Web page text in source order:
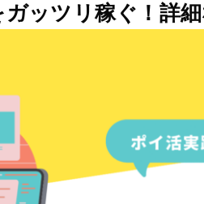
ッツリ稼ぐ！詳